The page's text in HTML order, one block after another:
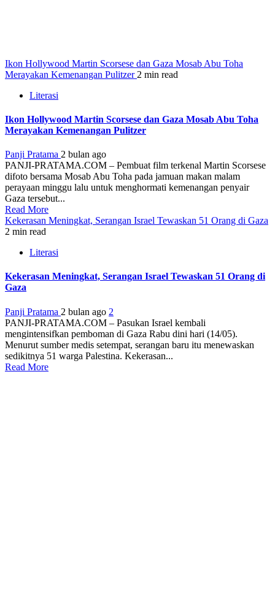
Ikon Hollywood Martin Scorsese dan Gaza Mosab Abu Toha
Merayakan Kemenangan Pulitzer 2 min read
Literasi
Ikon Hollywood Martin Scorsese dan Gaza Mosab Abu Toha
Merayakan Kemenangan Pulitzer
Panji Pratama 2 bulan ago
PANJI-PRATAMA.COM – Pembuat film terkenal Martin Scorsese
difoto bersama Mosab Abu Toha pada jamuan makan malam
perayaan minggu lalu untuk menghormati kemenangan penyair
Gaza tersebut...
Read More
Kekerasan Meningkat, Serangan Israel Tewaskan 51 Orang di Gaza
2 min read
Literasi
Kekerasan Meningkat, Serangan Israel Tewaskan 51 Orang di
Gaza
Panji Pratama 2 bulan ago 2
PANJI-PRATAMA.COM – Pasukan Israel kembali
mengintensifkan pemboman di Gaza Rabu dini hari (14/05).
Menurut sumber medis setempat, serangan baru itu menewaskan
sedikitnya 51 warga Palestina. Kekerasan...
Read More